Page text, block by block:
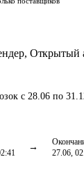
, Открытый
с 28.06 по
27.06,